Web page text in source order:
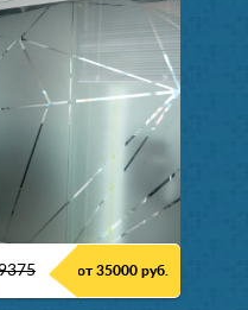
от 35000 руб.